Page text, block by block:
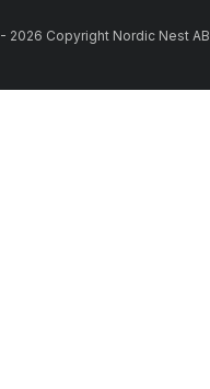
2026 Copyright Nordic Nest AB